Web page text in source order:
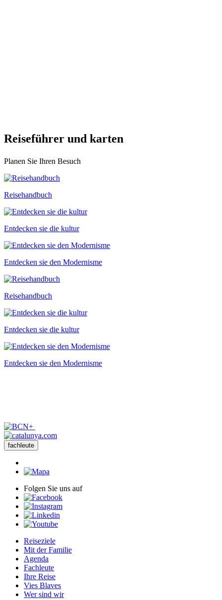
Reiseführer und karten
Planen Sie Ihren Besuch
Reisehandbuch
Entdecken sie die kultur
Entdecken sie den Modernisme
Reisehandbuch
Entdecken sie die kultur
Entdecken sie den Modernisme
fachleute
Folgen Sie uns auf
Reiseziele
Mit der Familie
Agenda
Fachleute
Ihre Reise
Vies Blaves
Wer sind wir